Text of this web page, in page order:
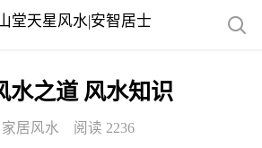
堂天星风水|安智居士
水之道 风水知识
家居风水 阅读 2236